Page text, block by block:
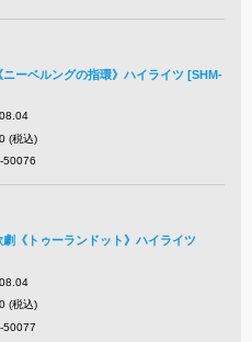
ニーベルングの指環》ハイライツ [SHM-
(税込)
50076
《トゥーランドット》ハイライツ
(税込)
50077